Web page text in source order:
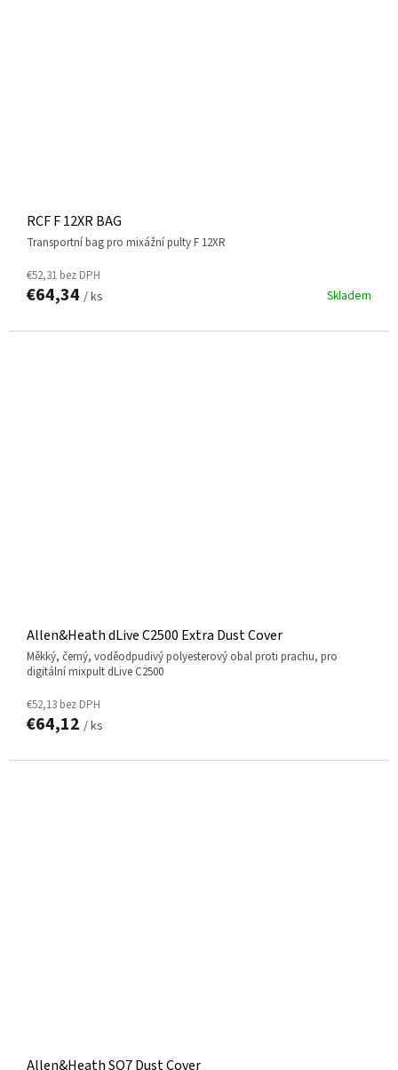
RCF F 12XR BAG
transportní bag pro mixážní pulty F 12XR
Skladem
€52,31 bez DPH
€64,34 / ks
Allen&Heath dLive C2500 Extra Dust Cover
měkký, černý, voděodpudivý polyesterový obal proti prachu, pro
digitální mixpult dLive C2500
€52,13 bez DPH
€64,12 / ks
Allen&Heath SQ7 Dust Cover